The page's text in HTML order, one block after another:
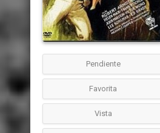
Pendiente
Favorita
Vista